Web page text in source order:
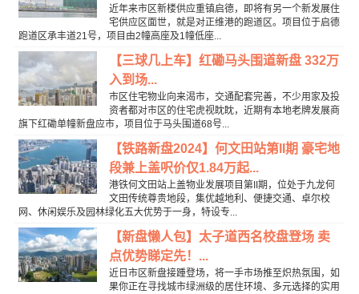
近年来市区新楼供应重镇启德，即将有另一个新发展住
宅供应区面世，就是对正维港的跑道区。项目位于启德
跑道区承丰道21号，项目由2幢高座及1幢低座...
【三球几上车】红磡马头围道新盘 332万
入到场...
市区住宅物业向来渴市，交通配套完善，不少用家及投
资者都对市区的住宅虎视眈眈，近期有本地老牌发展商
旗下红磡单幢新盘应市，项目位于马头围道68号...
【铁路新盘2024】何文田站第II期 豪宅地
段兼上盖呎价仅1.84万起...
港铁何文田站上盖物业发展项目第II期，位处于九龙何
文田传统尊贵地段，集优越地利、便捷交通、卓尔校
网、休闲娱乐及园林绿化五大优势于一身，特设专...
【新盘懒人包】太子道西名校盘登场 卖
点优势睇定先！...
近日市区新盘接踵登场，将一手市场推至炽热氛围，如
果你正在寻找城市绿洲级的居住环境、多元选择的实用